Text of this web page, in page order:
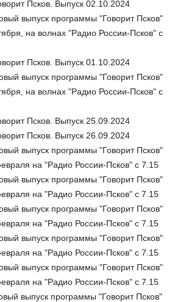
Псков. Выпуск 02.10.2024
выпуск программы "Говорит Псков"
на волнах "Радио России-Псков" с
Псков. Выпуск 01.10.2024
выпуск программы "Говорит Псков"
на волнах "Радио России-Псков" с
Псков. Выпуск 25.09.2024
Псков. Выпуск 26.09.2024
выпуск программы "Говорит Псков"
на "Радио России-Псков" с 7.15
выпуск программы "Говорит Псков"
на "Радио России-Псков" с 7.15
выпуск программы "Говорит Псков"
на "Радио России-Псков" с 7.15
выпуск программы "Говорит Псков"
на "Радио России-Псков" с 7.15
выпуск программы "Говорит Псков"
на "Радио России-Псков" с 7.15
выпуск программы "Говорит Псков"